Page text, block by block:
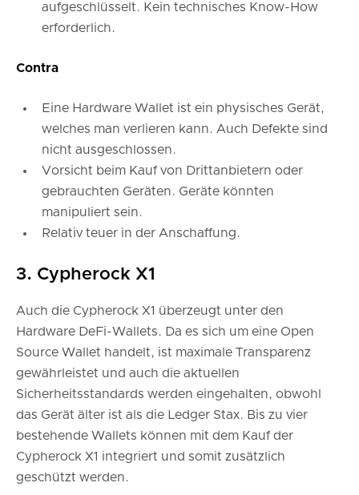
aufgeschlüsselt. Kein technisches Know-How
erforderlich.
Contra
Eine Hardware Wallet ist ein physisches Gerät,
welches man verlieren kann. Auch Defekte sind
nicht ausgeschlossen.
Vorsicht beim Kauf von Drittanbietern oder
gebrauchten Geräten. Geräte könnten
manipuliert sein.
Relativ teuer in der Anschaffung.
3. Cypherock X1
Auch die Cypherock X1 überzeugt unter den
Hardware DeFi-Wallets. Da es sich um eine Open
Source Wallet handelt, ist maximale Transparenz
gewährleistet und auch die aktuellen
Sicherheitsstandards werden eingehalten, obwohl
das Gerät älter ist als die Ledger Stax. Bis zu vier
bestehende Wallets können mit dem Kauf der
Cypherock X1 integriert und somit zusätzlich
geschützt werden.